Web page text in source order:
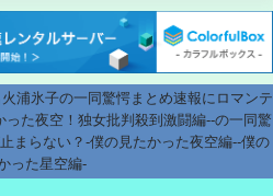
浦氷子の一同驚愕まとめ速報にロマンテ
った夜空！独女批判殺到激闘編--の一同驚
まらない？-僕の見たかった夜空編--僕の
った星空編-